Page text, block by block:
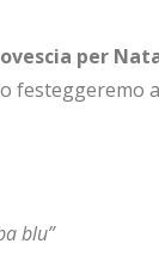
per
festeggeremo
blu”